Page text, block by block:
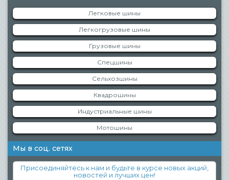
Легковые шины
Легкогрузовые шины
Грузовые шины
Спецшины
Сельхозшины
Квадрошины
Индустриальные шины
Мотошины
Мы в соц. сетях
Присоединяйтесь к нам и будьте в курсе новых акций,
новостей и лучших цен!